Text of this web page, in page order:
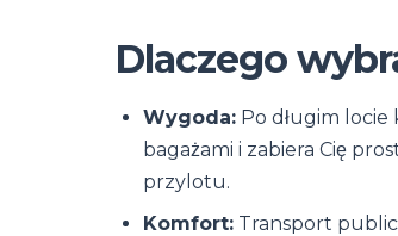
Dlaczego
Wygoda: Po długim
bagażami i zabiera Cię
przylotu.
Komfort: Transport